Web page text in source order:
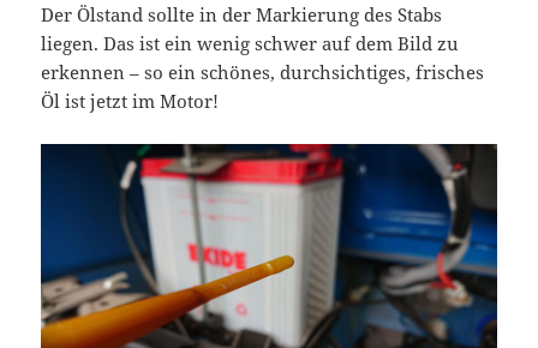
Der Ölstand sollte in der Markierung des Stabs
liegen. Das ist ein wenig schwer auf dem Bild zu
erkennen – so ein schönes, durchsichtiges, frisches
Öl ist jetzt im Motor!